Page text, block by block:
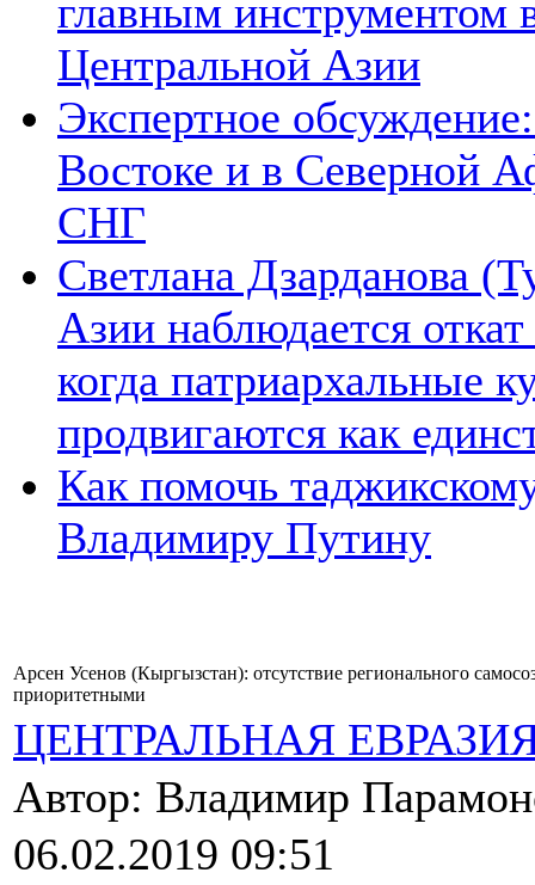
главным инструментом
Центральной Азии
Экспертное
Востоке и в Северной
СНГ
Светлана Дзарданова
Азии наблюдается
когда патриархальные
продвигаются как
Как помочь
Владимиру Путину
Арсен Усенов (Кыргызстан): отсутствие регионального
приоритетными
ЦЕНТРАЛЬНАЯ
Автор: Владимир
06.02.2019 09:51